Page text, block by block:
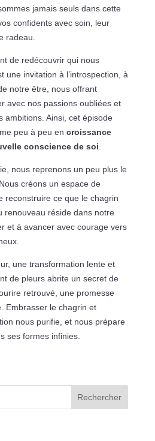
jamais seuls dans cette
confidents avec soin, leur
radeau.
de redécouvrir qui nous
une invitation à l’introspection, à
notre être, nous offrant
avec nos passions oubliées et
ambitions. Ainsi, cet épisode
peu à peu en croissance
conscience de soi
nous reprenons un peu plus le
créons un espace de
reconstruire ce que le chagrin
renouveau réside dans notre
et à avancer avec courage vers
une transformation lente et
de pleurs abrite un secret de
retrouvé, une promesse
Embrasser le chagrin et
nous purifie, et nous prépare
ses formes infinies.
Rechercher